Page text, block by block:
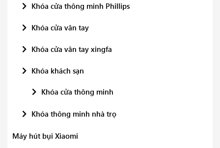
Khóa cửa thông minh Phillips
Khóa cửa vân tay
Khóa cửa vân tay xingfa
Khóa khách sạn
Khóa cửa thông minh
Khóa thông minh nhà trọ
Máy hút bụi Xiaomi